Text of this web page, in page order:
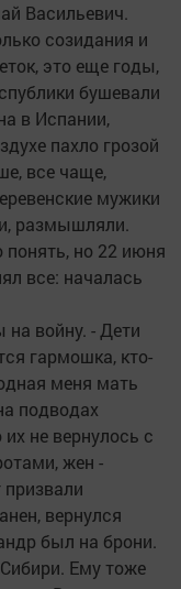
Васильевич.
созидания и
это еще годы,
бушевали
в Испании,
пахло грозой
все чаще,
мужики
размышляли.
но 22 июня
все: началась
на войну. - Дети
гармошка, кто-
меня мать
подводах
не вернулось с
жен -
вернулся
был на брони.
Ему тоже